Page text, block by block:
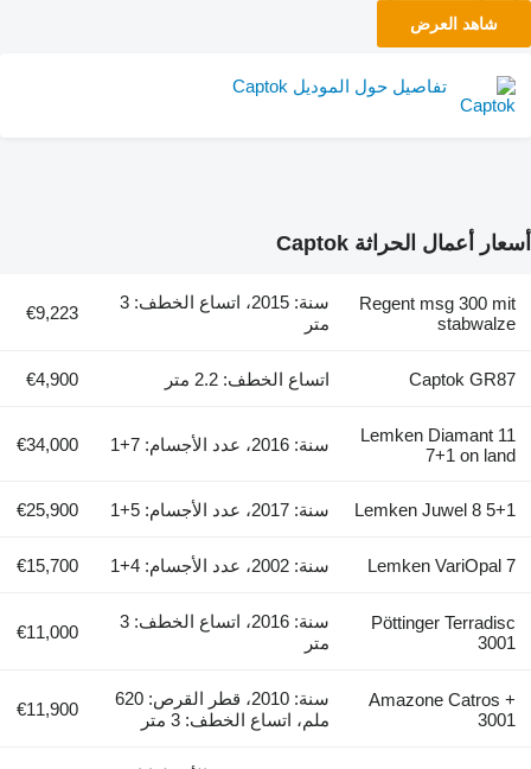
شاهد العرض
تفاصيل حول الموديل Captok
أسعار أعمال الحراثة Captok
Regent msg 300 mit
stabwalze
سنة: 2015، اتساع الخطف: 3
متر
€9,223
Captok GR87 اتساع الخطف: 2.2 متر €4,900
Lemken Diamant 11
7+1 on land
سنة: 2016، عدد الأجسام: 7+1 €34,000
Lemken Juwel 8 5+1 سنة: 2017، عدد الأجسام: 5+1 €25,900
Lemken VariOpal 7 سنة: 2002، عدد الأجسام: 4+1 €15,700
Pöttinger Terradisc
3001
سنة: 2016، اتساع الخطف: 3
متر
€11,000
Amazone Catros +
3001
سنة: 2010، قطر القرص: 620
ملم، اتساع الخطف: 3 متر
€11,900